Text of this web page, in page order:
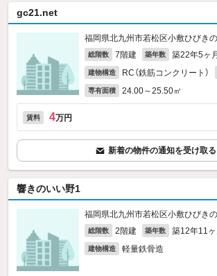
gc21.net
福岡県北九州市若松区小敷ひびき
総階数 7階建 築年数 築22年5ヶ月
建物構造 RC（鉄筋コンクリート）
専有面積 24.00～25.50㎡
賃料 4万円
新着の物件の通知を受け取る
響きのいい野1
福岡県北九州市若松区小敷ひびき
総階数 2階建 築年数 築12年11ヶ
建物構造 軽量鉄骨造